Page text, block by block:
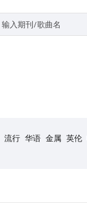
流行 华语 金属 英伦